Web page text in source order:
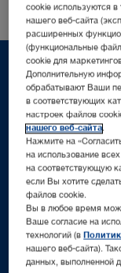
Поддержка
Поддержка
Свяжитесь с нами
Инструкции по
Решения по
cookie используются
нашего веб-сайта
расширенных
(функциональные
cookie для
Дополнительную
обрабатывают Ваши
в соответствующих
настроек файлов
нашего веб-сайта.
Нажмите на
на использование
на соответствующую
если Вы хотите
файлов cookie.
Вы в любое время
Ваше согласие на
технологий (в
нашего веб-сайта).
данных, выполненной